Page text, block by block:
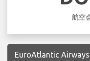
航空
EuroAtlantic